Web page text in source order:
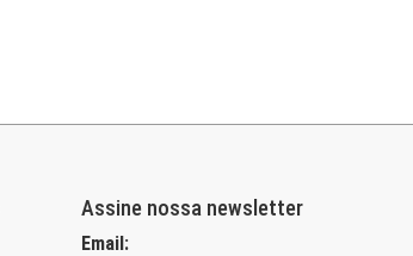
Assine nossa newsletter
Email: